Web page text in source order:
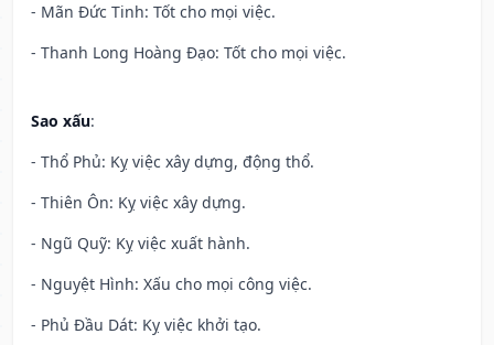
- Mãn Đức Tinh: Tốt cho mọi việc.
- Thanh Long Hoàng Đạo: Tốt cho mọi việc.
Sao xấu:
- Thổ Phủ: Kỵ việc xây dựng, động thổ.
- Thiên Ôn: Kỵ việc xây dựng.
- Ngũ Quỹ: Kỵ việc xuất hành.
- Nguyệt Hình: Xấu cho mọi công việc.
- Phủ Đầu Dát: Kỵ việc khởi tạo.